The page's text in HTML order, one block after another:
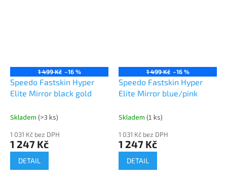
1 499 Kč –16 %
Speedo Fastskin Hyper
Elite Mirror black gold
Skladem (>3 ks)
1 031 Kč bez DPH
1 247 Kč
DETAIL
1 499 Kč –16 %
Speedo Fastskin Hyper
Elite Mirror blue/pink
Skladem (1 ks)
1 031 Kč bez DPH
1 247 Kč
DETAIL